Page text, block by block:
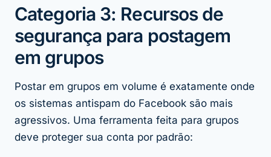
Categoria 3: Recursos de
segurança para postagem
em grupos
Postar em grupos em volume é exatamente onde
os sistemas antispam do Facebook são mais
agressivos. Uma ferramenta feita para grupos
deve proteger sua conta por padrão: